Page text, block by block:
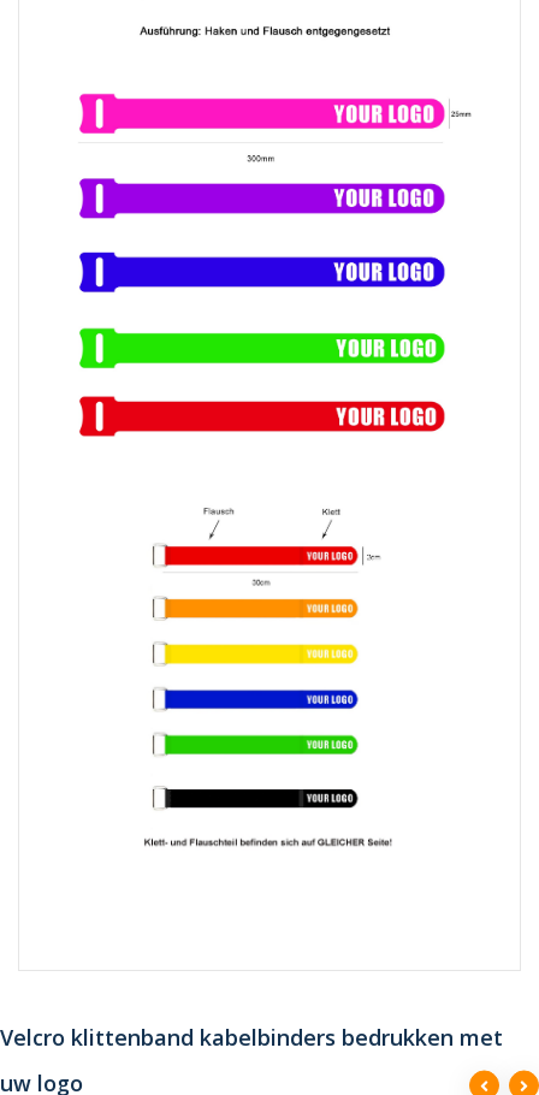
Velcro klittenband kabelbinders bedrukken met
uw logo